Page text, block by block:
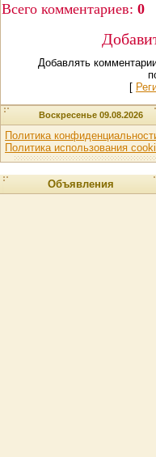
Всего комментариев: 0
Добавлять
[
Воскресенье 09.08.2026
Политика
Политика использования
Объявления